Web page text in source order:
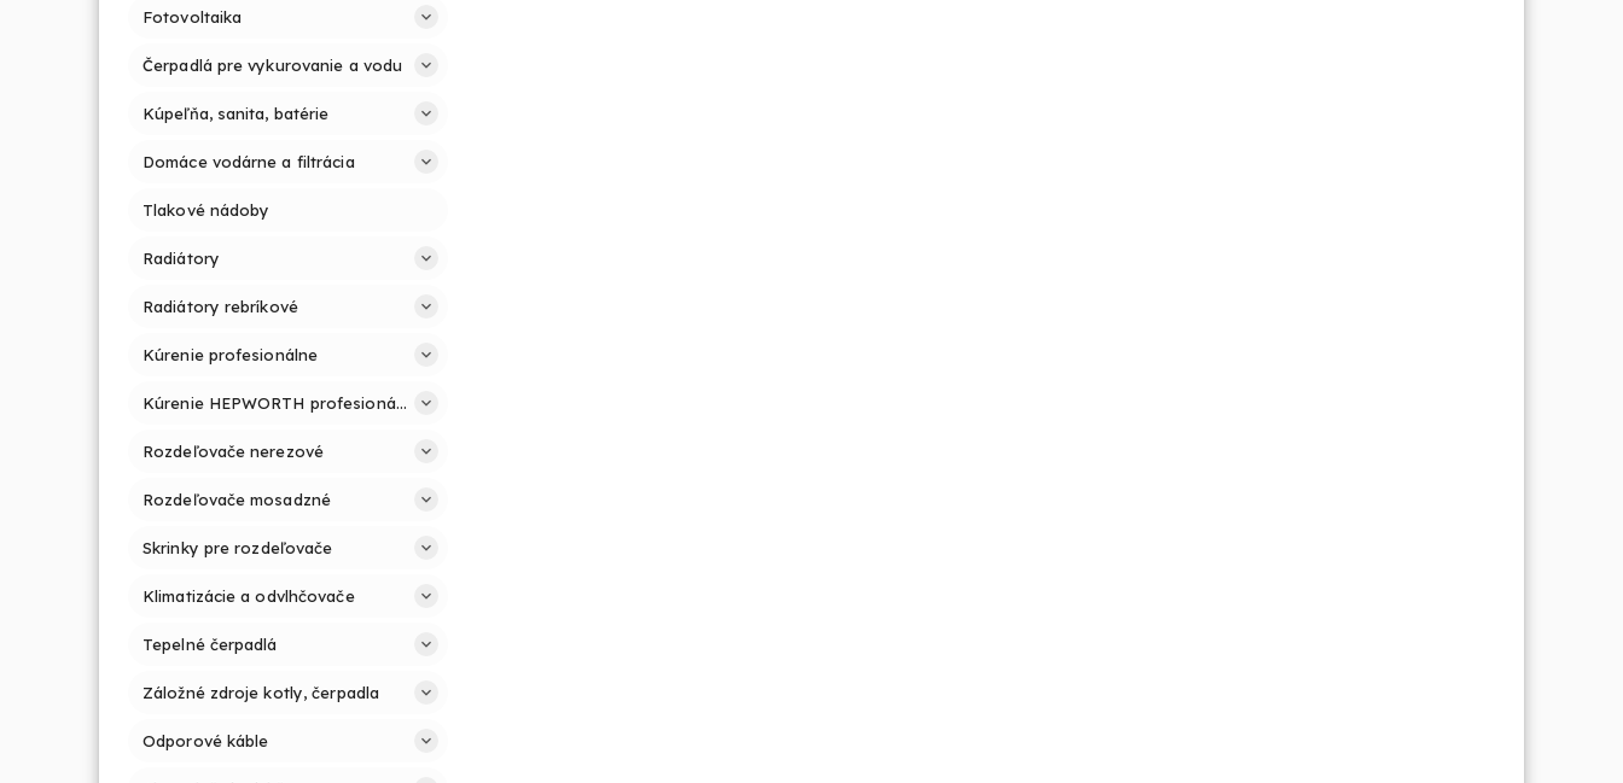
Fotovoltaika
Čerpadlá pre vykurovanie a vodu
Kúpeľňa, sanita, batérie
Domáce vodárne a filtrácia
Tlakové nádoby
Radiátory
Radiátory rebríkové
Kúrenie profesionálne
Kúrenie HEPWORTH profesionálne a jednoducho
Rozdeľovače nerezové
Rozdeľovače mosadzné
Skrinky pre rozdeľovače
Klimatizácie a odvlhčovače
Tepelné čerpadlá
Záložné zdroje kotly, čerpadla
Odporové káble